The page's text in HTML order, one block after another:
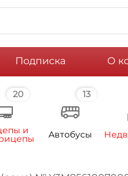
Подписка О
20
и
13
Автобусы